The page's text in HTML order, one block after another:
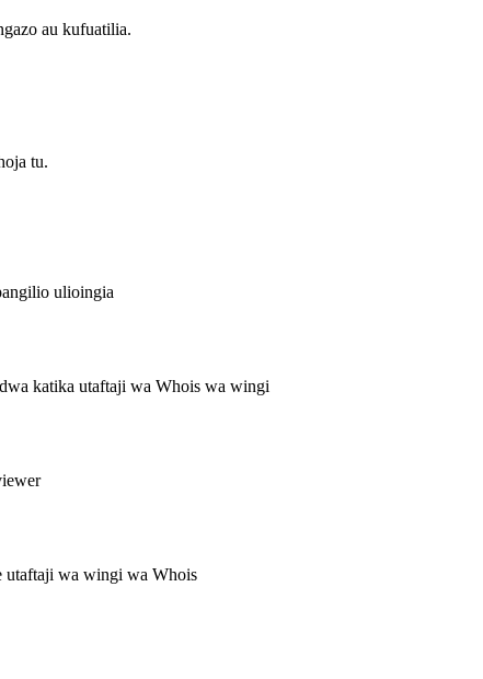
au kufuatilia.
tu.
ulioingia
katika utaftaji wa Whois wa wingi
utaftaji wa wingi wa Whois